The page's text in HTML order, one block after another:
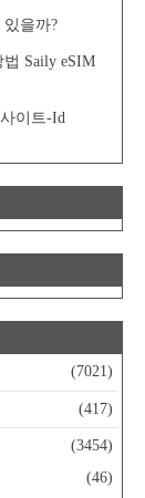
을까?
Saily eSIM
이트-Id
(7021)
(417)
(3454)
(46)